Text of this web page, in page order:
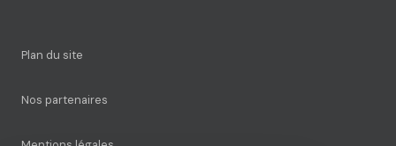
plan du site
nos partenaires